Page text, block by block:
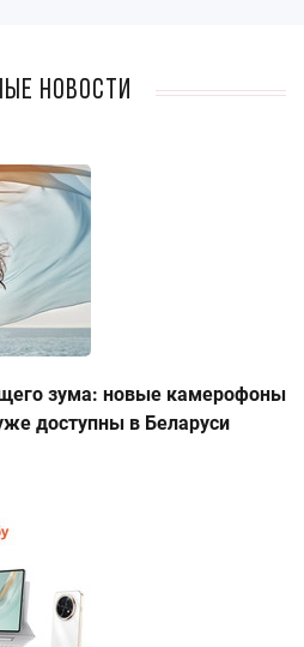
новости
зума: новые камерофоны
доступны в Беларуси